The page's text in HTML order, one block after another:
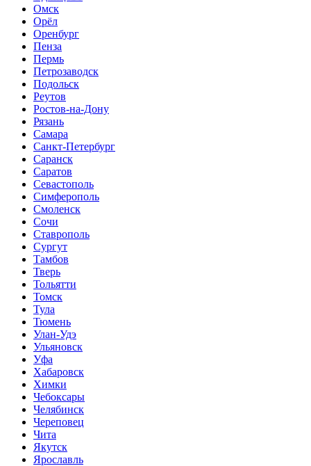
Омск
Орёл
Оренбург
Пенза
Пермь
Петрозаводск
Подольск
Реутов
Ростов-на-Дону
Рязань
Самара
Санкт-Петербург
Саранск
Саратов
Севастополь
Симферополь
Смоленск
Сочи
Ставрополь
Сургут
Тамбов
Тверь
Тольятти
Томск
Тула
Тюмень
Улан-Удэ
Ульяновск
Уфа
Хабаровск
Химки
Чебоксары
Челябинск
Череповец
Чита
Якутск
Ярославль